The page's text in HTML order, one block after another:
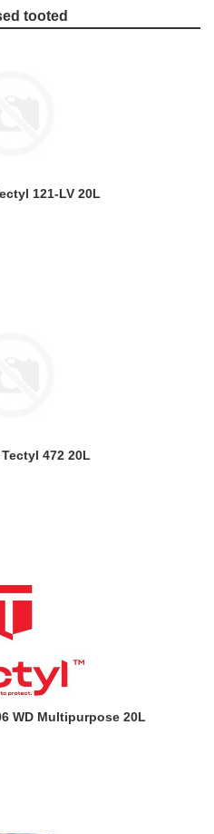
tooted
121-LV 20L
Tectyl 472 20L
WD Multipurpose 20L